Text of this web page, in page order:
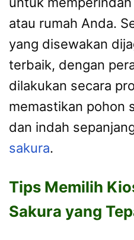
atau rumah Anda.
yang disewakan
terbaik, dengan
dilakukan secara
memastikan pohon
dan indah
sakura.
Tips Memilih
Sakura yang